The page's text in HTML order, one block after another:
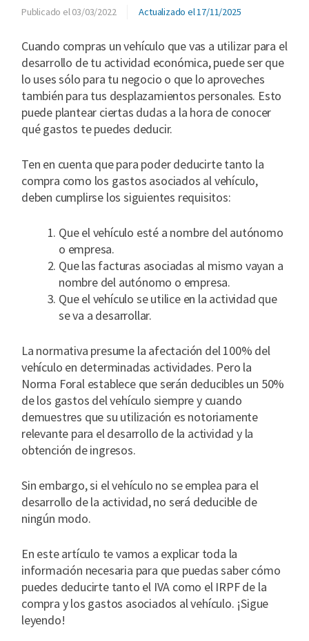
17/11/2025
03/03/2022
Cuando compras un vehículo que vas a utilizar para el
desarrollo de tu actividad económica, puede ser que
lo uses sólo para tu negocio o que lo aproveches
también para tus desplazamientos personales. Esto
puede plantear ciertas dudas a la hora de conocer
qué gastos te puedes deducir.
Ten en cuenta que para poder deducirte tanto la
compra como los gastos asociados al vehículo,
deben cumplirse los siguientes requisitos:
Que el vehículo esté a nombre del autónomo
o empresa.
Que las facturas asociadas al mismo vayan a
nombre del autónomo o empresa.
Que el vehículo se utilice en la actividad que
se va a desarrollar.
La normativa presume la afectación del 100% del
vehículo en determinadas actividades. Pero la
Norma Foral establece que serán deducibles un 50%
de los gastos del vehículo siempre y cuando
demuestres que su utilización es notoriamente
relevante para el desarrollo de la actividad y la
obtención de ingresos.
Sin embargo, si el vehículo no se emplea para el
desarrollo de la actividad, no será deducible de
ningún modo.
En este artículo te vamos a explicar toda la
información necesaria para que puedas saber cómo
puedes deducirte tanto el IVA como el IRPF de la
compra y los gastos asociados al vehículo. ¡Sigue
leyendo!